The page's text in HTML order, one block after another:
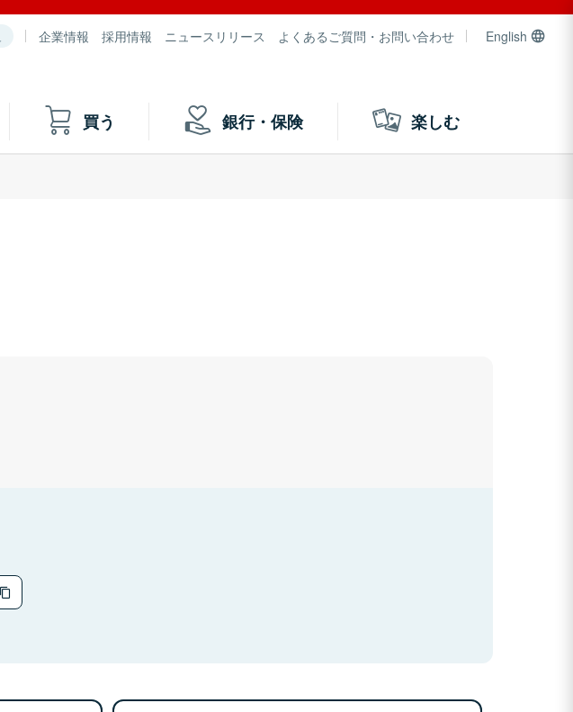
企業情報 採用情報 ニュースリリース よくあるご質問・お問い合わせ English
買う 銀行・保険 楽しむ